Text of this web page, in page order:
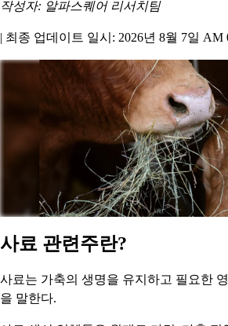
작성자: 알파스퀘어 리서치팀
| 최종 업데이트 일시: 2026년 8월 7일 AM
사료 관련주란?
사료는 가축의 생명을 유지하고 필요한
을 말한다.